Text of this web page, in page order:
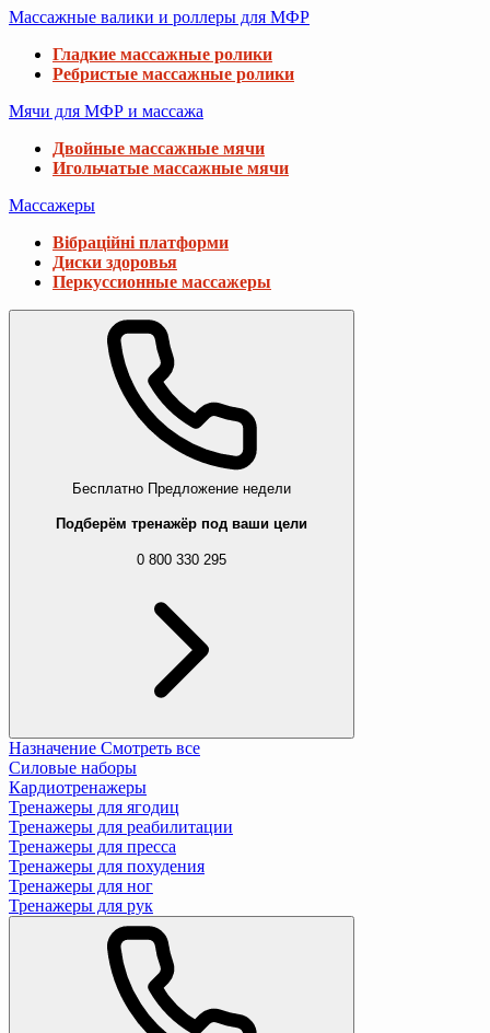
Массажные валики и роллеры для МФР
Гладкие массажные ролики
Ребристые массажные ролики
Мячи для МФР и массажа
Двойные массажные мячи
Игольчатые массажные мячи
Массажеры
Вібраційні платформи
Диски здоровья
Перкуссионные массажеры
Бесплатно Предложение недели
Подберём тренажёр под ваши цели
0 800 330 295
Назначение Смотреть все
Силовые наборы
Кардиотренажеры
Тренажеры для ягодиц
Тренажеры для реабилитации
Тренажеры для пресса
Тренажеры для похудения
Тренажеры для ног
Тренажеры для рук